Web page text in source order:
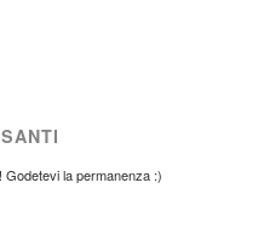
la permanenza :)